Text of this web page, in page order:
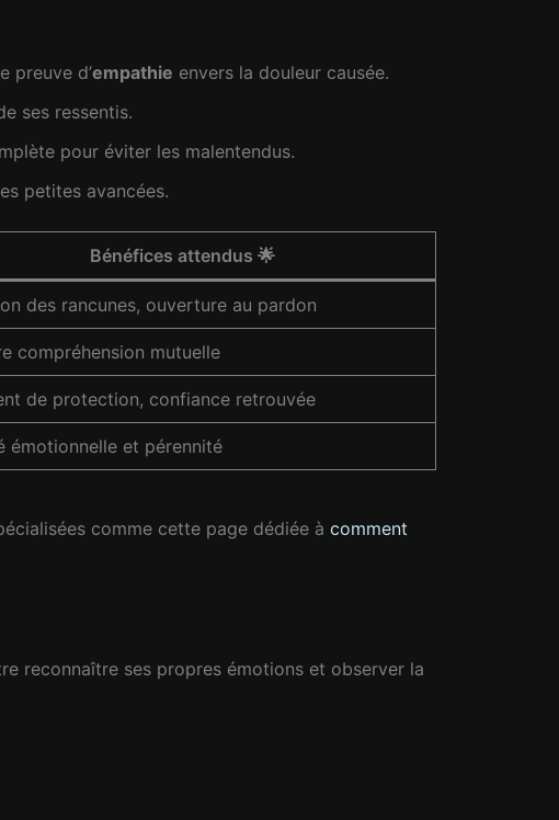
preuve d’empathie envers la douleur causée.
ses ressentis.
pour éviter les malentendus.
petites avancées.
Bénéfices attendus 🌟
des rancunes, ouverture au pardon
compréhension mutuelle
de protection, confiance retrouvée
émotionnelle et pérennité
comme cette page dédiée à comment
reconnaître ses propres émotions et observer la